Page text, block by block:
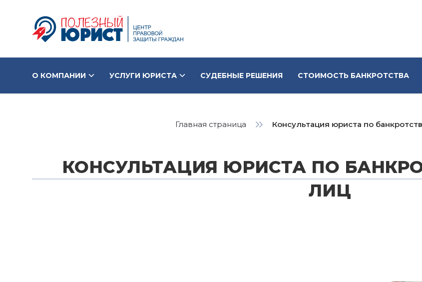
О КОМПАНИИ УСЛУГИ ЮРИСТА СУДЕБНЫЕ РЕШЕНИЯ СТОИМОСТЬ БАНКРОТСТВА
Главная страница Консультация юриста по
КОНСУЛЬТАЦИЯ ЮРИСТА ПО
ЛИЦ